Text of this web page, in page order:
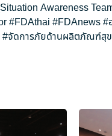
Awareness
#FDAthai #FDAnews#
#จัดการภัยด้านผลิตภัณฑ์สุข